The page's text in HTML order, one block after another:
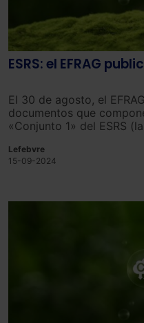
ESRS: el EFRAG
El 30 de agosto, el
documentos que
«Conjunto 1» del ESRS
transversales y temáticas).
Lefebvre
15-09-2024